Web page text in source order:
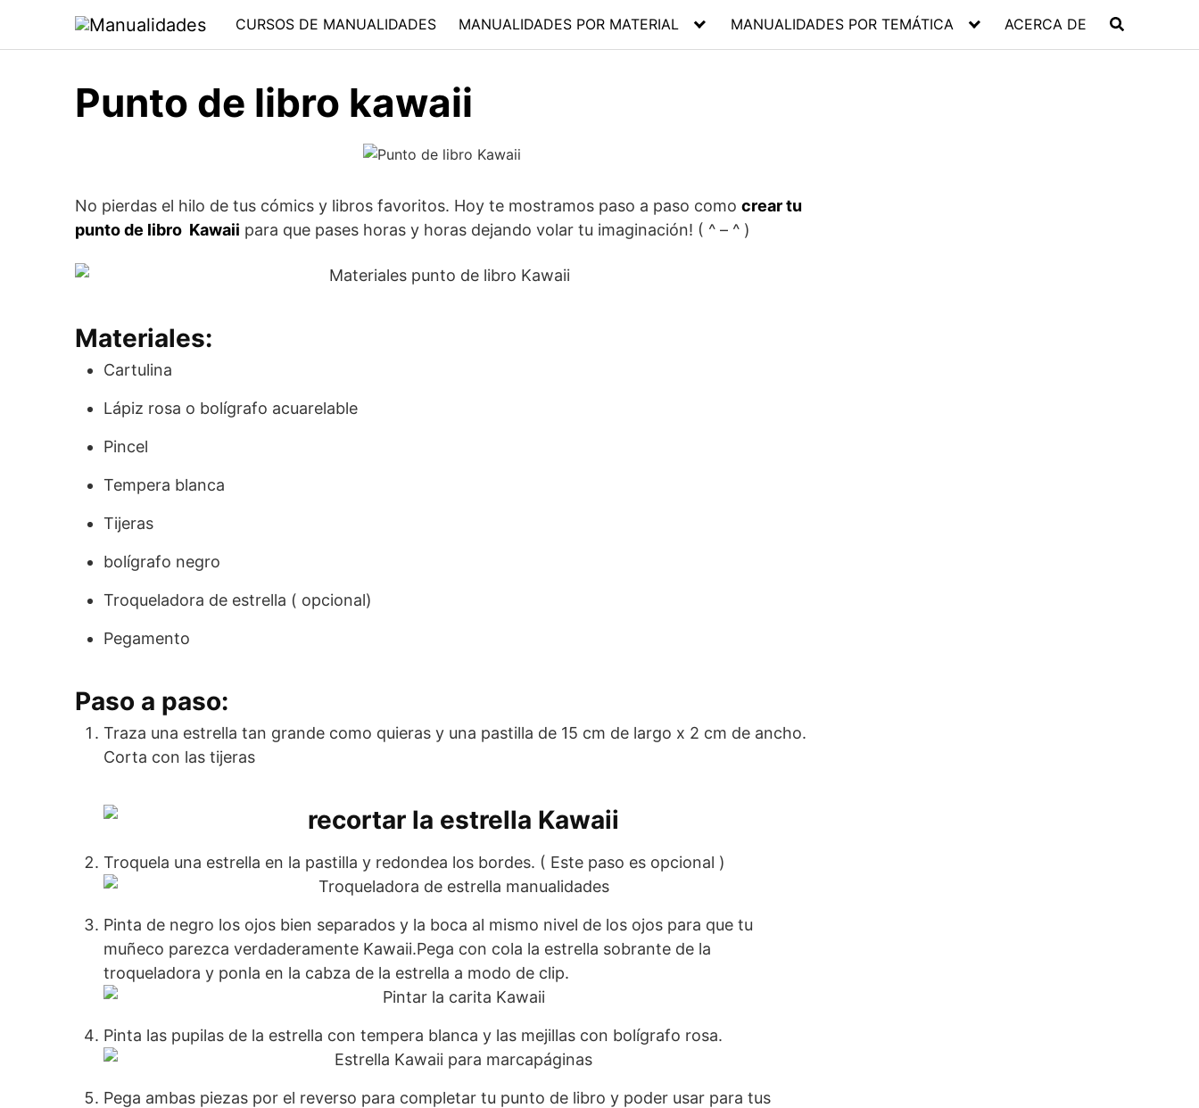
contenido
CURSOS DE MANUALIDADES MANUALIDADES POR MATERIAL MANUALIDADES POR TEMÁTICA ACERCA DE
Punto de libro kawaii
No pierdas el hilo de tus cómics y libros favoritos. Hoy te mostramos paso a paso como crear tu
punto de libro Kawaii para que pases horas y horas dejando volar tu imaginación! ( ^ – ^ )
Materiales:
Cartulina
Lápiz rosa o bolígrafo acuarelable
Pincel
Tempera blanca
Tijeras
bolígrafo negro
Troqueladora de estrella ( opcional)
Pegamento
Paso a paso:
Traza una estrella tan grande como quieras y una pastilla de 15 cm de largo x 2 cm de ancho.
Corta con las tijeras
Troquela una estrella en la pastilla y redondea los bordes. ( Este paso es opcional )
Pinta de negro los ojos bien separados y la boca al mismo nivel de los ojos para que tu
muñeco parezca verdaderamente Kawaii.Pega con cola la estrella sobrante de la
troqueladora y ponla en la cabza de la estrella a modo de clip.
Pinta las pupilas de la estrella con tempera blanca y las mejillas con bolígrafo rosa.
Pega ambas piezas por el reverso para completar tu punto de libro y poder usar para tus